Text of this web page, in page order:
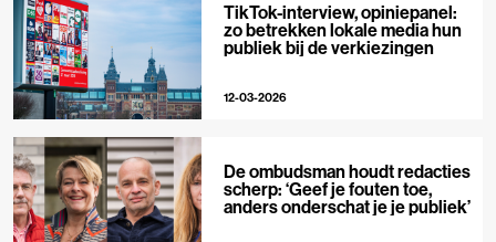
TikTok-interview, opiniepanel:
zo betrekken lokale media hun
publiek bij de verkiezingen
12-03-2026
De ombudsman houdt redacties
scherp: ‘Geef je fouten toe,
anders onderschat je je publiek’